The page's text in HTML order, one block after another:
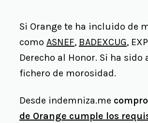
Si Orange te ha incluido de
como ASNEF, BADEXCUG,
Derecho al Honor. Si ha
fichero de morosidad.
Desde indemniza.me
de Orange cumple los